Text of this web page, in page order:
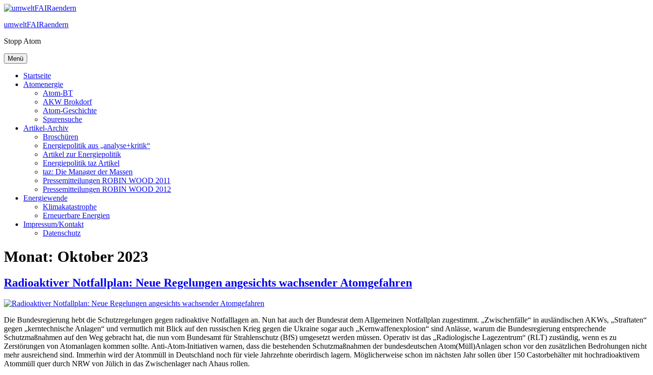
Zum
springen
umweltFAIRaendern
Stopp Atom
Menü
Startseite
Atomenergie
Atom-BT
AKW Brokdorf
Atom-Geschichte
Spurensuche
Artikel-Archiv
Broschüren
Energiepolitik aus „analyse+kritik“
Artikel zur Energiepolitik
Energiepolitik taz Artikel
taz: Die Manager der Massen
Pressemitteilungen ROBIN WOOD 2011
Pressemitteilungen ROBIN WOOD 2012
Energiewende
Klimakatastrophe
Erneuerbare Energien
Impressum/Kontakt
Datenschutz
Monat: Oktober 2023
Radioaktiver Notfallplan: Neue Regelungen angesichts wachsender Atomgefahren
Die Bundesregierung hebt die Schutzregelungen gegen radioaktive Notfalllagen an. Nun hat auch der Bundesrat dem Allgemeinen Notfallplan zugestimmt. „Zwischenfälle“ in ausländischen AKWs, „Straftaten“
gegen „kerntechnische Anlagen“ und vermutlich mit Blick auf den russischen Krieg gegen die Ukraine sogar auch „Kernwaffenexplosion“ sind Anlässe, warum die Bundesregierung entsprechende
Schutzmaßnahmen auf den Weg gebracht hat, die nun vom Bundesamt für Strahlenschutz (BfS) umgesetzt werden müssen. Operativ ist das „Radiologische Lagezentrum“ (RLT) zuständig, wenn es zu
Zerstörungen von Atomanlagen kommen sollte. Anti-Atom-Initiativen warnen, dass die bestehenden Schutzmaßnahmen der bundesdeutschen Atom(Müll)Anlagen schon vor den zusätzlichen Bedrohungen nicht
mehr ausreichend sind. Immerhin wird der Atommüll in Deutschland noch für viele Jahrzehnte oberirdisch lagern. Möglicherweise schon im nächsten Jahr sollen über 150 Castorbehälter mit hochradioaktivem
Atommüll quer durch NRW von Jülich in das Zwischenlager nach Ahaus rollen.